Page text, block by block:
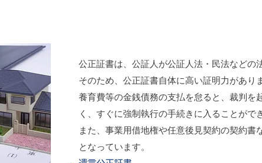
公正証書は、公証人が公証人法・民法などの
そのため、公正証書自体に高い証明力があり
養育費等の金銭債務の支払を怠ると、裁判を
く、すぐに強制執行の手続きに入ることがで
また、事業用借地権や任意後見契約の契約書
となっています。